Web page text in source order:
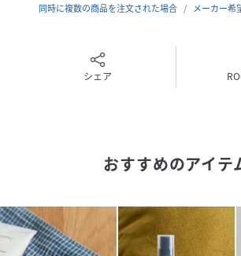
ご了承ください。
※商品の色味の目安は、商品単体の画像を
お買い物リストの管理にぜひご利用くださ
性別タイプ ユニセックス
同時に複数の商品を注文された場合
メーカー希
シェア
おすすめのアイテ